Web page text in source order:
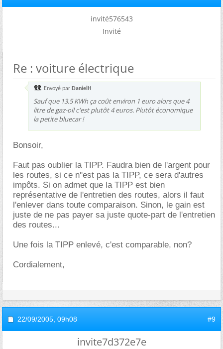
invité576543
Invité
Re : voiture électrique
Envoyé par DanielH
Sauf que 13.5 KWh ça coût environ 1 euro alors que 4
litre de gaz-oil c'est plutôt 4 euros. Plutôt économique
la petite bluecar !
Bonsoir,
Faut pas oublier la TIPP. Faudra bien de l'argent pour
les routes, si ce n''est pas la TIPP, ce sera d'autres
impôts. Si on admet que la TIPP est bien
représentative de l'entretien des routes, alors il faut
l'enlever dans toute comparaison. Sinon, le gain est
juste de ne pas payer sa juste quote-part de l'entretien
des routes...
Une fois la TIPP enlevé, c'est comparable, non?
Cordialement,
22/09/2005, 09h08 #9
invite7d372e7e